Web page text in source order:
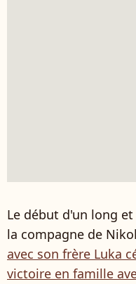
Le début d'un long
la compagne de
avec son frère Luka
victoire en famille